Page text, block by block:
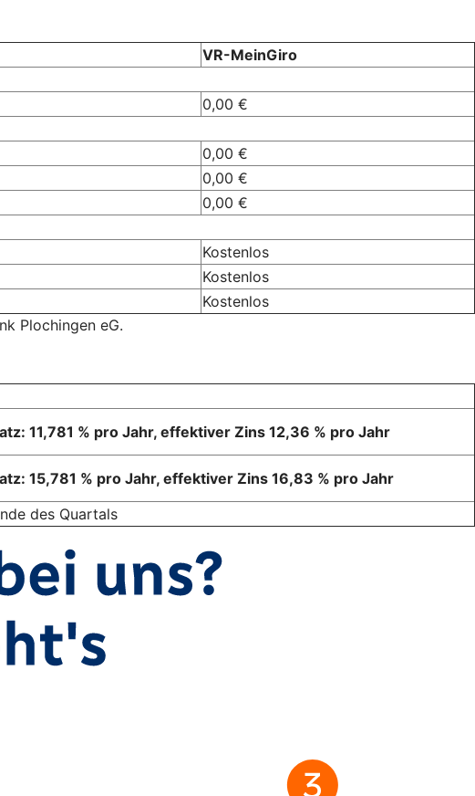
VR-MeinGiro
0,00 €
0,00 €
0,00 €
0,00 €
Kostenlos
Kostenlos
Kostenlos
Plochingen eG.
11,781 % pro Jahr, effektiver Zins 12,36 % pro Jahr
15,781 % pro Jahr, effektiver Zins 16,83 % pro Jahr
des Quartals